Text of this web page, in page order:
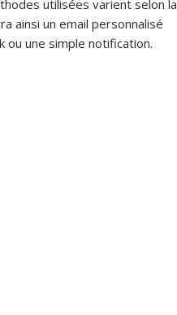
utilisées varient selon la
ainsi un email personnalisé
ou une simple notification.